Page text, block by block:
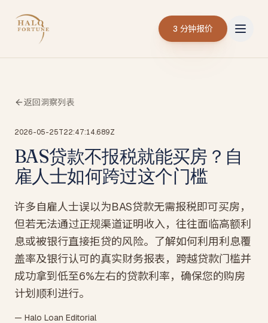
3 分钟报价
返回洞察列表
2026-05-25T22:47:14.689Z
BAS贷款不报税就能买房？自
雇人士如何跨过这个门槛
许多自雇人士误以为BAS贷款无需报税即可买房，
但若无法通过正规渠道证明收入，往往面临高额利
息或被银行直接拒贷的风险。了解如何利用利息覆
盖率及银行认可的真实财务报表，跨越贷款门槛并
成功拿到低至6%左右的贷款利率，确保您的购房
计划顺利进行。
— Halo Loan Editorial